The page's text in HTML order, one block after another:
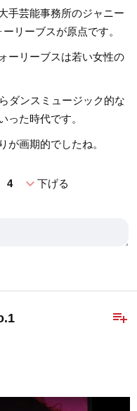
手芸能事務所のジャニー
リーブスが原点です。
ーリーブスは若い女性の
ダンスミュージック的な
った時代です。
が画期的でしたね。
4 expand_more下げる
playlist_add